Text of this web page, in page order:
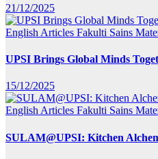
21/12/2025
English Articles Fakulti Sains
UPSI Brings Global Minds
15/12/2025
English Articles Fakulti Sains
SULAM@UPSI: Kitchen